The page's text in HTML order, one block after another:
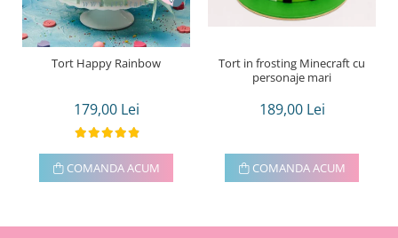
Tort Happy Rainbow
179,00 Lei
COMANDA ACUM
Tort in frosting Minecraft cu
personaje mari
189,00 Lei
COMANDA ACUM